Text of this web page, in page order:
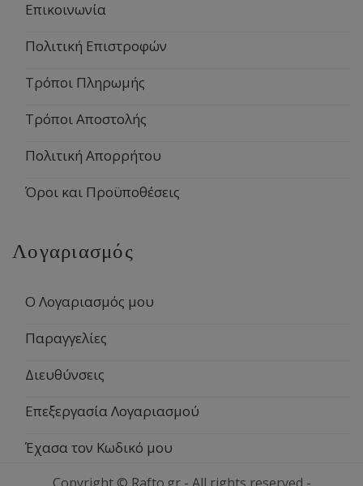
Επικοινωνία
Πολιτική Επιστροφών
Τρόποι Πληρωμής
Τρόποι Αποστολής
Πολιτική Απορρήτου
Όροι και Προϋποθέσεις
Λογαριασμός
Ο Λογαριασμός μου
Παραγγελίες
Διευθύνσεις
Επεξεργασία Λογαριασμού
Έχασα τον Κωδικό μου